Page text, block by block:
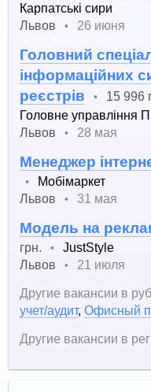
Карпатські сири
Львов
• 26 июня
Головний
інформаційних
реєстрів
• 15 996
Головне управління
Львов
• 28 мая
Менеджер
•
Мобімаркет
Львов
• 31 мая
Модель на
грн.
•
JustStyle
Львов
•
21 июля
Другие вакансии в
учет/аудит,Офисный
Другие вакансии в